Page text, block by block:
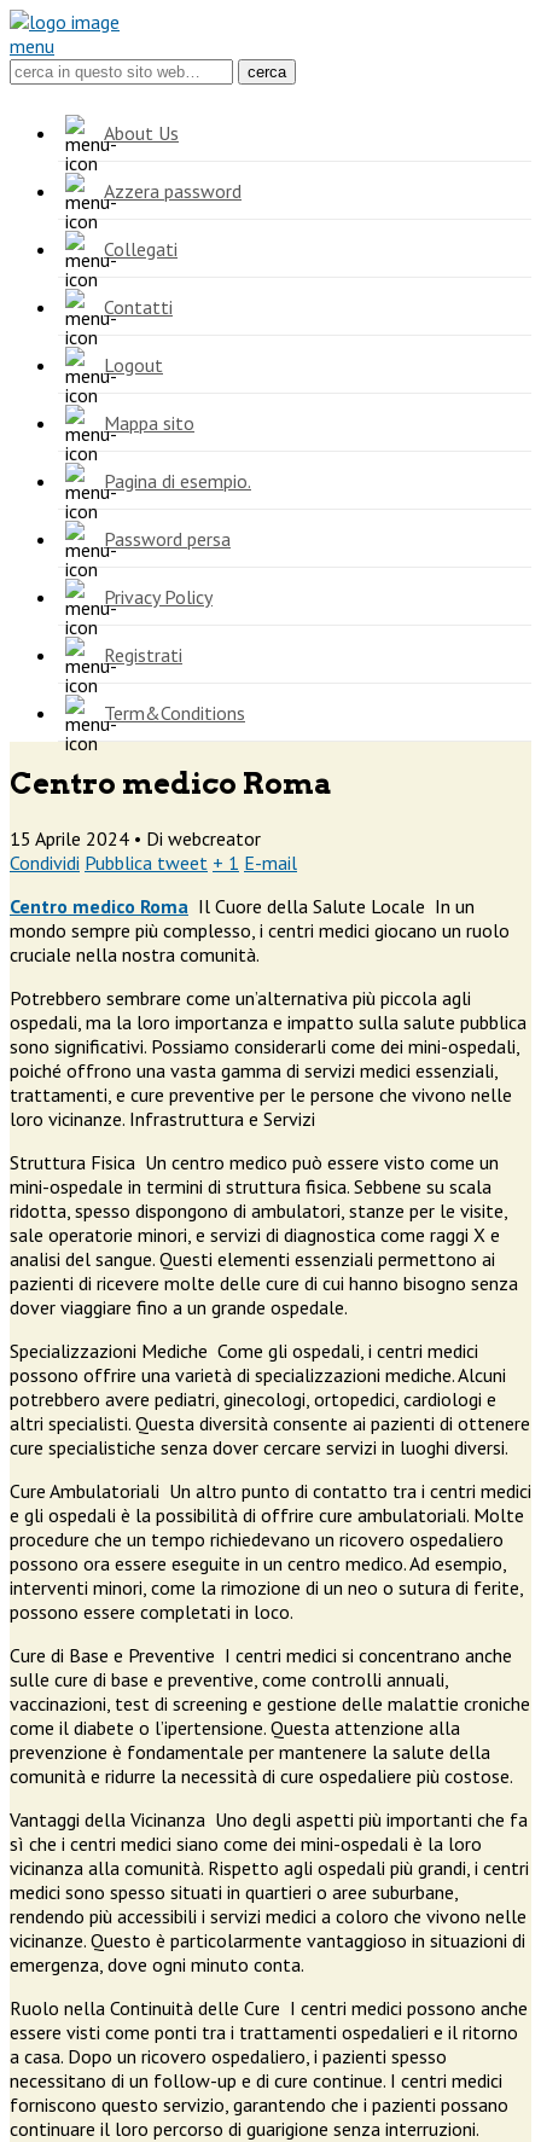
menu
About Us
Azzera password
Collegati
Contatti
Logout
Mappa sito
Pagina di esempio.
Password persa
Privacy Policy
Registrati
Term&Conditions
Centro medico Roma
15 Aprile 2024 • Di webcreator
Condividi Pubblica tweet + 1 E-mail
Centro medico Roma Il Cuore della Salute Locale In un
mondo sempre più complesso, i centri medici giocano un ruolo
cruciale nella nostra comunità.
Potrebbero sembrare come un’alternativa più piccola agli
ospedali, ma la loro importanza e impatto sulla salute pubblica
sono significativi. Possiamo considerarli come dei mini-ospedali,
poiché offrono una vasta gamma di servizi medici essenziali,
trattamenti, e cure preventive per le persone che vivono nelle
loro vicinanze. Infrastruttura e Servizi
Struttura Fisica Un centro medico può essere visto come un
mini-ospedale in termini di struttura fisica. Sebbene su scala
ridotta, spesso dispongono di ambulatori, stanze per le visite,
sale operatorie minori, e servizi di diagnostica come raggi X e
analisi del sangue. Questi elementi essenziali permettono ai
pazienti di ricevere molte delle cure di cui hanno bisogno senza
dover viaggiare fino a un grande ospedale.
Specializzazioni Mediche Come gli ospedali, i centri medici
possono offrire una varietà di specializzazioni mediche. Alcuni
potrebbero avere pediatri, ginecologi, ortopedici, cardiologi e
altri specialisti. Questa diversità consente ai pazienti di ottenere
cure specialistiche senza dover cercare servizi in luoghi diversi.
Cure Ambulatoriali Un altro punto di contatto tra i centri medici
e gli ospedali è la possibilità di offrire cure ambulatoriali. Molte
procedure che un tempo richiedevano un ricovero ospedaliero
possono ora essere eseguite in un centro medico. Ad esempio,
interventi minori, come la rimozione di un neo o sutura di ferite,
possono essere completati in loco.
Cure di Base e Preventive I centri medici si concentrano anche
sulle cure di base e preventive, come controlli annuali,
vaccinazioni, test di screening e gestione delle malattie croniche
come il diabete o l’ipertensione. Questa attenzione alla
prevenzione è fondamentale per mantenere la salute della
comunità e ridurre la necessità di cure ospedaliere più costose.
Vantaggi della Vicinanza Uno degli aspetti più importanti che fa
sì che i centri medici siano come dei mini-ospedali è la loro
vicinanza alla comunità. Rispetto agli ospedali più grandi, i centri
medici sono spesso situati in quartieri o aree suburbane,
rendendo più accessibili i servizi medici a coloro che vivono nelle
vicinanze. Questo è particolarmente vantaggioso in situazioni di
emergenza, dove ogni minuto conta.
Ruolo nella Continuità delle Cure I centri medici possono anche
essere visti come ponti tra i trattamenti ospedalieri e il ritorno
a casa. Dopo un ricovero ospedaliero, i pazienti spesso
necessitano di un follow-up e di cure continue. I centri medici
forniscono questo servizio, garantendo che i pazienti possano
continuare il loro percorso di guarigione senza interruzioni.